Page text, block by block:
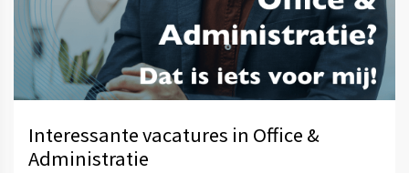
Interessante vacatures in Office &
Administratie